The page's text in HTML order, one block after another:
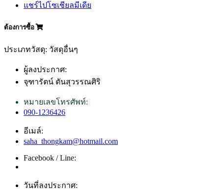
แชร์ไปโซเชียลมีเดีย
ต้องการซื้อ
ประเภทวัสดุ: วัสดุอื่นๆ
ผู้ลงประกาศ:
จุฑารัตน์ ตันสุวรรณศิริ
หมายเลขโทรศัพท์:
090-1236426
อีเมล์:
saha_thongkam@hotmail.com
Facebook / Line:
วันที่ลงประกาศ: